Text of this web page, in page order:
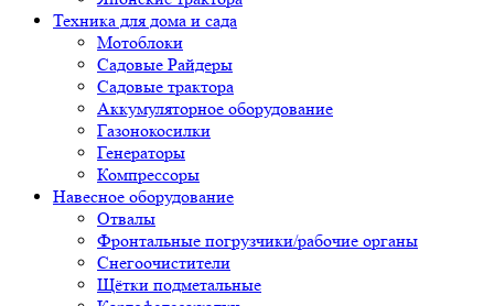
Техника для дома и сада
Мотоблоки
Садовые Райдеры
Садовые трактора
Аккумуляторное оборудование
Газонокосилки
Генераторы
Компрессоры
Навесное оборудование
Отвалы
Фронтальные погрузчики/рабочие органы
Снегоочистители
Щётки подметальные